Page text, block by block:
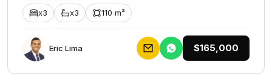
x3 x3 110 m²
Eric Lima $165,000